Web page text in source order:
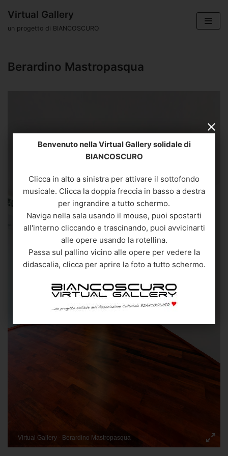
Vai
contenuto
Virtual Gallery
un progetto di BIANCOSCURO
Berardino Mastropasqua
Berardino Mastropasqua
2018
40x30 cm.
Quotazione 800€
Virtual Gallery - Berardino Mastropasqua
Benvenuto nella Virtual Gallery solidale di
BIANCOSCURO
Clicca in alto a sinistra per attivare il sottofondo
musicale. Clicca la doppia freccia in basso a destra
per ingrandire a tutto schermo.
Naviga nella sala usando il mouse, puoi spostarti
all'interno cliccando e trascinando, puoi avvicinarti
alle opere usando la rotellina.
Passa sul pallino vicino alle opere per vedere la
didascalia, clicca per aprire la foto a tutto schermo.